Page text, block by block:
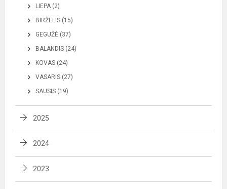
LIEPA (2)
BIRŽELIS (15)
GEGUŽĖ (37)
BALANDIS (24)
KOVAS (24)
VASARIS (27)
SAUSIS (19)
2025
2024
2023